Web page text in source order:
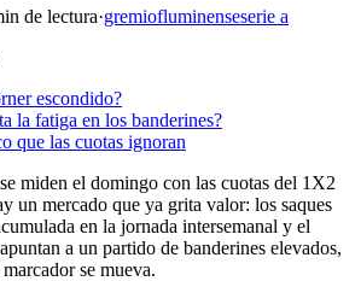
de lectura·gremiofluminenseserie a
escondido?
la fatiga en los banderines?
que las cuotas ignoran
miden el domingo con las cuotas del 1X2
un mercado que ya grita valor: los saques
en la jornada intersemanal y el
a un partido de banderines elevados,
se mueva.